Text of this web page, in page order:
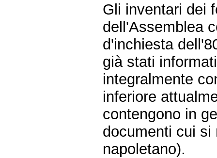
Gli inventari dei
dell'Assemblea
d'inchiesta
già stati
integralmente
inferiore
contengono in
documenti cui si
napoletano).